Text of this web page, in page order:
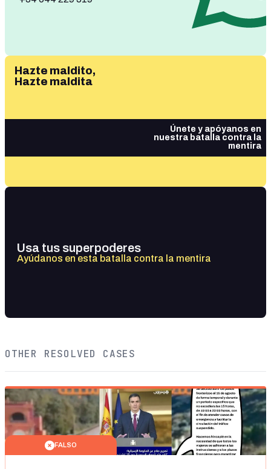
Hazte maldito,
Hazte maldita
Únete y apóyanos en
nuestra batalla contra la
mentira
Usa tus superpoderes
Ayúdanos en esta batalla contra la mentira
OTHER RESOLVED CASES
FALSO